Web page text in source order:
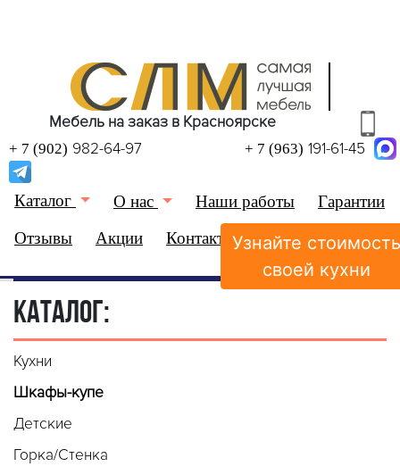
Узнайте стоимость
своей кухни
Мебель на заказ в Красноярске
+ 7 (902) 982-64-97 + 7 (963) 191-61-45
Каталог О нас Наши работы
Гарантии
Отзывы
Акции Контакты Избранное (0)
КАТАЛОГ:
Кухни
Шкафы-купе
Детские
Горка/Стенка